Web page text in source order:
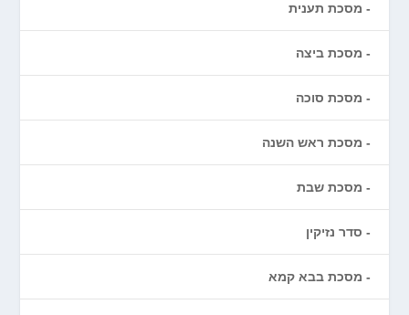
מסכת תענית
מסכת ביצה
מסכת סוכה
מסכת ראש השנה
מסכת שבת
סדר נזיקין
מסכת בבא קמא